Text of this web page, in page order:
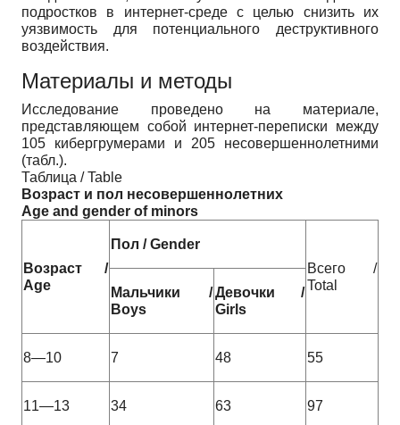
подростков в интернет-среде с целью снизить их
уязвимость для потенциального деструктивного
воздействия.
Материалы и методы
Исследование проведено на материале,
представляющем собой интернет-переписки между
105 кибергрумерами и 205 несовершеннолетними
(табл.).
Таблица / Table
Возраст и пол несовершеннолетних
Age and gender of minors
Возраст /
Age
Пол / Gender
Всего /
Total
Мальчики /
Boys
Девочки /
Girls
8—10 7 48 55
11—13 34 63 97